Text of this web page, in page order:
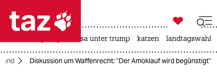
 taz zahl ich
taz zahl ich

taz zahl ich
usa unter trump katzen landtagswahl
Diskussion um Waffenrecht: "Der Amoklauf wird begünstigt"